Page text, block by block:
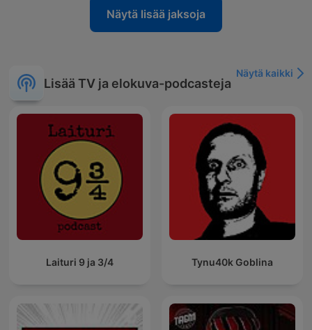
Näytä lisää jaksoja
Lisää TV ja elokuva-podcasteja
Näytä kaikki
Laituri 9 ja 3/4 Tynu40k Goblina